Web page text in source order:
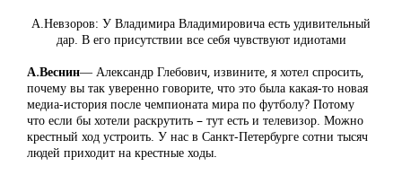
А.Невзоров: У Владимира Владимировича есть удивительный
дар. В его присутствии все себя чувствуют идиотами
А.Веснин― Александр Глебович, извините, я хотел спросить,
почему вы так уверенно говорите, что это была какая-то новая
медиа-история после чемпионата мира по футболу? Потому
что если бы хотели раскрутить – тут есть и телевизор. Можно
крестный ход устроить. У нас в Санкт-Петербурге сотни тысяч
людей приходит на крестные ходы.